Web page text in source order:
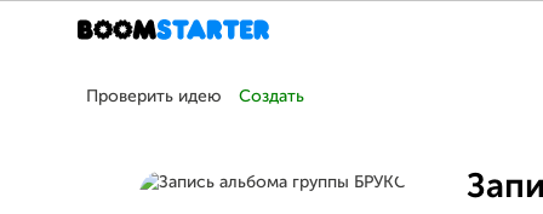
Проверить идею Создать